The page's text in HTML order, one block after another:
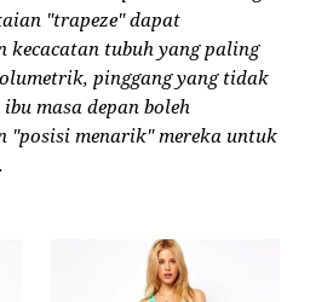
"trapeze" dapat
kecacatan tubuh yang paling
pinggang yang tidak
masa depan boleh
"posisi menarik" mereka untuk